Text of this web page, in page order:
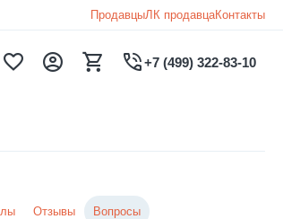
ПродавцыЛК продавцаКонтакты
+7 (499) 322-83-10
Отзывы Вопросы